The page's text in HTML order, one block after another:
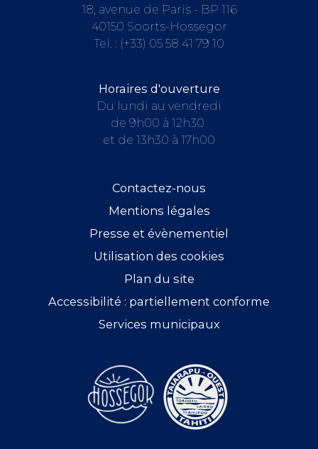
18, avenue de Paris - BP 116
40150 Soorts-Hossegor
Tel. : (+33) 05 58 41 79 10
Horaires d'ouverture
Du lundi au vendredi
de 9h00 à 12h30
et de 13h30 à 17h00
Contactez-nous
Mentions légales
Presse et évènementiel
Utilisation des cookies
Plan du site
Accessibilité : partiellement conforme
Services municipaux